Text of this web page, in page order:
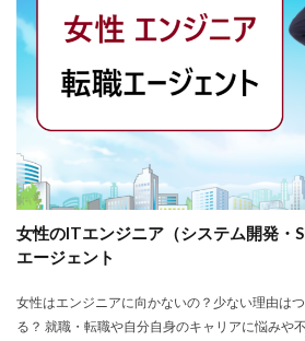
女性のITエンジニア（システム開発・
エージェント
女性はエンジニアに向かないの？少ない理由は
る？ 就職・転職や自分自身のキャリアに悩みや